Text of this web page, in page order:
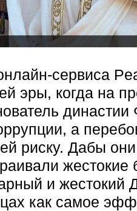
сервиса
эры, когда на
а
риску. Дабы
и жестокий
как самое